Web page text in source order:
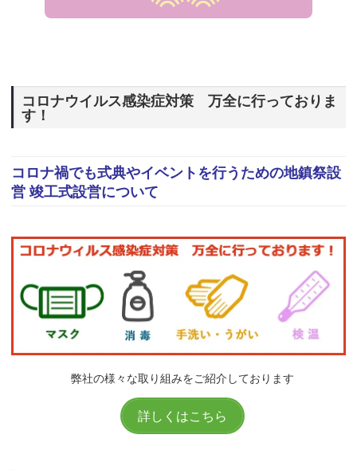
コロナウイルス感染症対策 万全に行っておりま
す！
コロナ禍でも式典やイベントを行うための地鎮祭設
営 竣工式設営について
弊社の様々な取り組みをご紹介しております
詳しくはこちら